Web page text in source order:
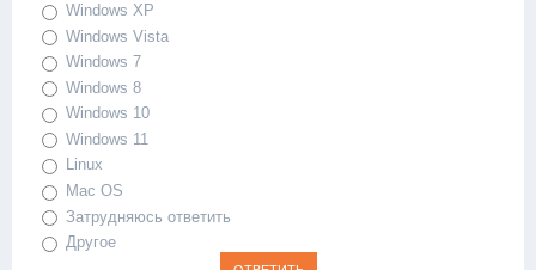
Windows XP
Windows Vista
Windows 7
Windows 8
Windows 10
Windows 11
Linux
Mac OS
Затрудняюсь ответить
Другое